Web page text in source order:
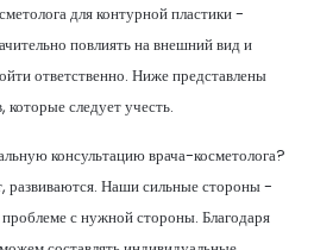
для контурной пластики -
повлиять на внешний вид и
ответственно. Ниже представлены
следует учесть.
консультацию врача-косметолога?
развиваются. Наши сильные стороны -
с нужной стороны. Благодаря